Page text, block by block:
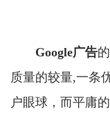
Google广告
质量的较量,一条
户眼球，而平庸